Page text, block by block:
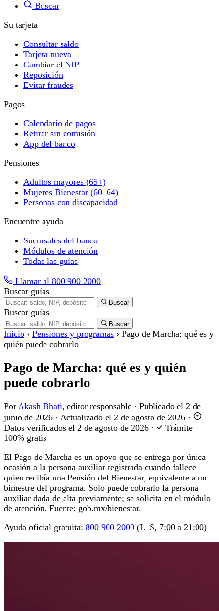
Buscar
Su tarjeta
Consultar saldo
Tarjeta nueva
Cambiar el NIP
Reposición
Evitar fraudes
Pagos
Calendario de pagos
Retirar sin comisión
App del banco
Pensiones
Adultos mayores (65+)
Mujeres Bienestar (60–64)
Personas con discapacidad
Encuentre ayuda
Sucursales del banco
Módulos de atención
Todas las guías
Llamar al 800 900 2000
Buscar guías
Buscar
Buscar guías
Buscar
Inicio › Pensiones y programas › Pago de Marcha: qué es y
quién puede cobrarlo
Pago de Marcha: qué es y quién
puede cobrarlo
Por Akash Bhati, editor responsable · Publicado el 2 de
junio de 2026 · Actualizado el 2 de agosto de 2026 ·
Datos verificados el 2 de agosto de 2026 ·
Trámite
100% gratis
El Pago de Marcha es un apoyo que se entrega por única
ocasión a la persona auxiliar registrada cuando fallece
quien recibía una Pensión del Bienestar, equivalente a un
bimestre del programa. Solo puede cobrarlo la persona
auxiliar dada de alta previamente; se solicita en el módulo
de atención. Fuente: gob.mx/bienestar.
Ayuda oficial gratuita: 800 900 2000 (L–S, 7:00 a 21:00)